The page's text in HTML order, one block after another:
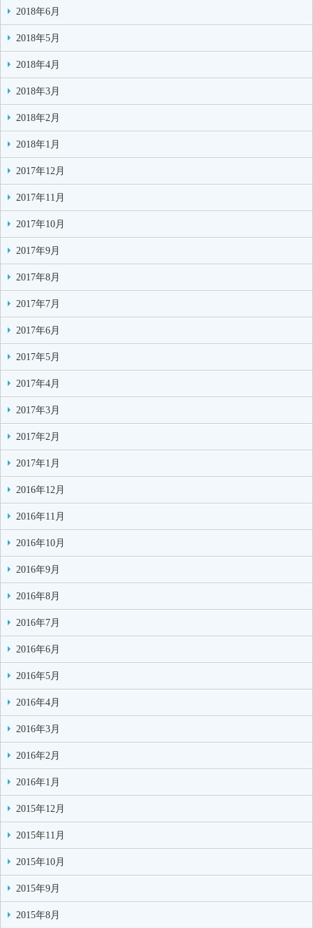
2018年6月
2018年5月
2018年4月
2018年3月
2018年2月
2018年1月
2017年12月
2017年11月
2017年10月
2017年9月
2017年8月
2017年7月
2017年6月
2017年5月
2017年4月
2017年3月
2017年2月
2017年1月
2016年12月
2016年11月
2016年10月
2016年9月
2016年8月
2016年7月
2016年6月
2016年5月
2016年4月
2016年3月
2016年2月
2016年1月
2015年12月
2015年11月
2015年10月
2015年9月
2015年8月